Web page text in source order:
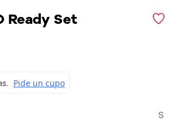
Ready Set
S